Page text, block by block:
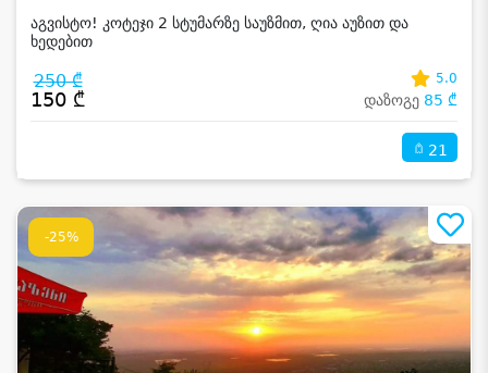
აგვისტო! კოტეჯი 2 სტუმარზე საუზმით, ღია აუზით და
ხედებით
250 ₾
150 ₾
5.0
დაზოგე 85 ₾
21
-25%